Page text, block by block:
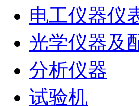
电工仪器仪
光学仪器及
分析仪器
试验机